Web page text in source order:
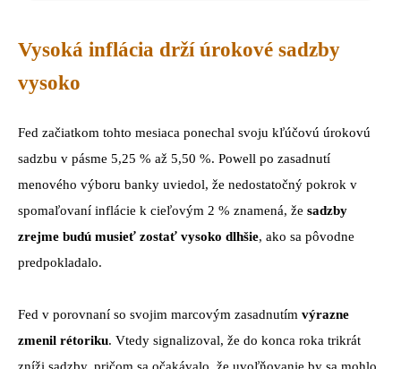
Vysoká inflácia drží úrokové sadzby
vysoko
Fed začiatkom tohto mesiaca ponechal svoju kľúčovú úrokovú
sadzbu v pásme 5,25 % až 5,50 %. Powell po zasadnutí
menového výboru banky uviedol, že nedostatočný pokrok v
spomaľovaní inflácie k cieľovým 2 % znamená, že sadzby
zrejme budú musieť zostať vysoko dlhšie, ako sa pôvodne
predpokladalo.
Fed v porovnaní so svojim marcovým zasadnutím výrazne
zmenil rétoriku. Vtedy signalizoval, že do konca roka trikrát